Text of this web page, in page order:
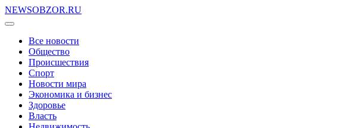
NEWSOBZOR.RU
Все новости
Общество
Происшествия
Спорт
Новости мира
Экономика и бизнес
Здоровье
Власть